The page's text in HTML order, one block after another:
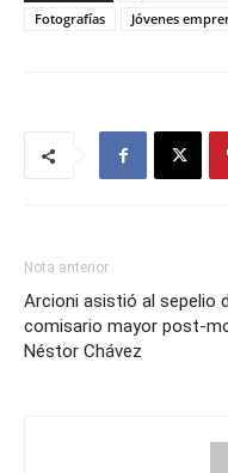
Fotografías
Jóvenes
Nota anterior
Arcioni asistió al sepelio
comisario mayor post-
Néstor Chávez